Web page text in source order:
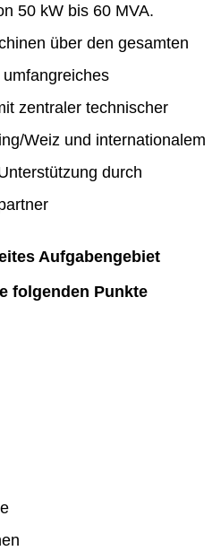
50 kW bis 60 MVA.
über den gesamten
zentraler technischer
Weiz und internationalem
durch
Aufgabengebiet
folgenden Punkte